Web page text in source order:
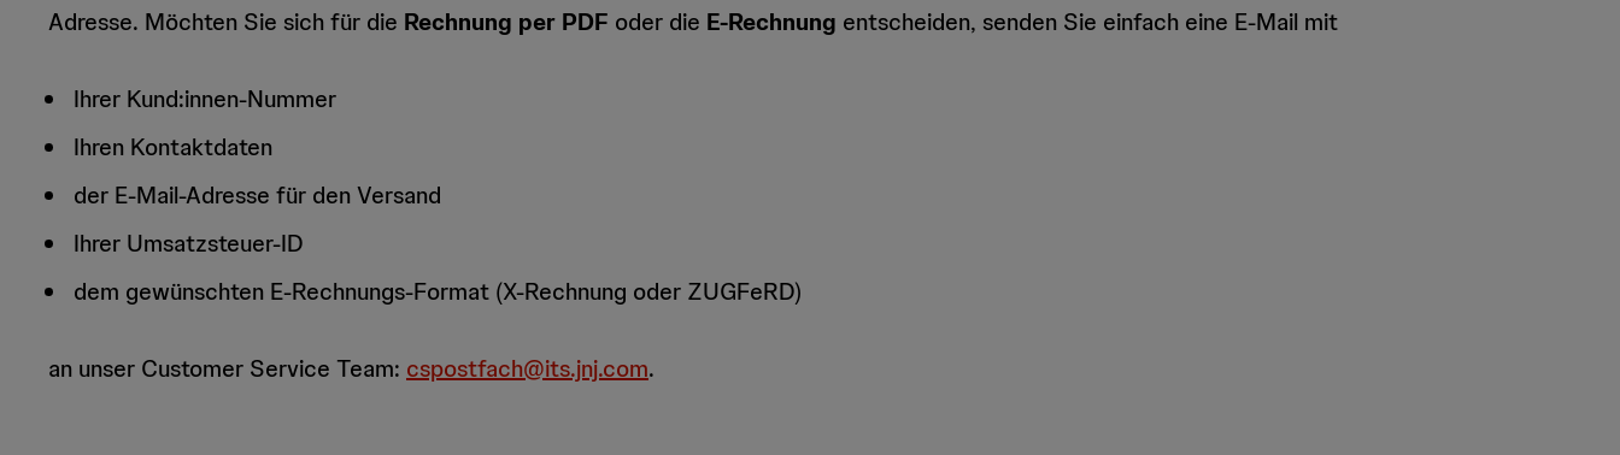
Adresse. Möchten Sie sich für die Rechnung per PDF oder die E-Rechnung entscheiden, senden Sie einfach eine E-Mail mit
Ihrer Kund:innen-Nummer
Ihren Kontaktdaten
der E-Mail-Adresse für den Versand
Ihrer Umsatzsteuer-ID
dem gewünschten E-Rechnungs-Format (X-Rechnung oder ZUGFeRD)
an unser Customer Service Team: cspostfach@its.jnj.com.